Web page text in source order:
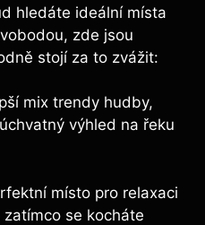
hledáte ideální místa
zde jsou
stojí za to zvážit:
mix trendy hudby,
výhled na řeku
místo pro relaxaci
se kocháte